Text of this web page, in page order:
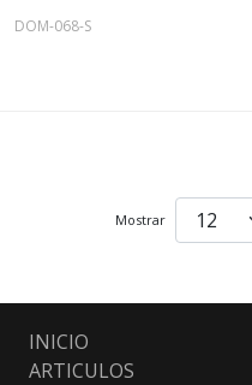
DOM-068-S
Mostrar
INICIO
ARTICULOS